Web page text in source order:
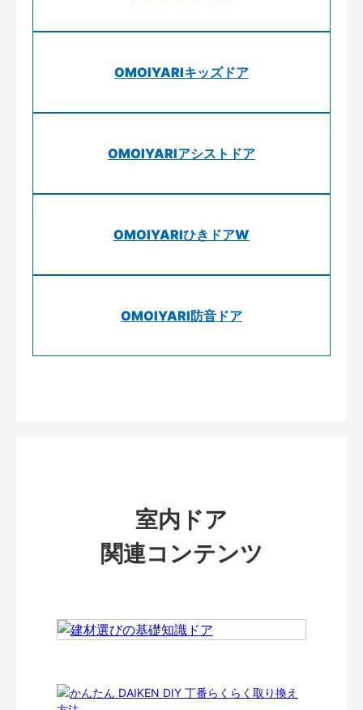
OMOIYARIキッズドア
OMOIYARIアシストドア
OMOIYARIひきドアW
OMOIYARI防音ドア
室内ドア
関連コンテンツ